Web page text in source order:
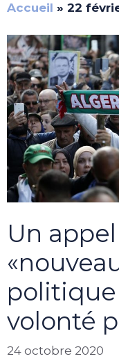
Accueil » 22
Un
volonté
24 octobre 2020